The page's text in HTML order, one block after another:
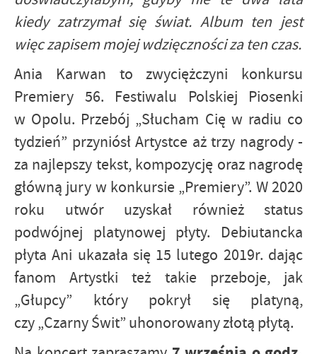
kiedy zatrzymał się świat. Album ten jest
więc zapisem mojej wdzięczności za ten czas.
Ania Karwan to zwyciężczyni konkursu
Premiery 56. Festiwalu Polskiej Piosenki
w Opolu. Przebój „Słucham Cię w radiu co
tydzień” przyniósł Artystce aż trzy nagrody -
za najlepszy tekst, kompozycję oraz nagrodę
główną jury w konkursie „Premiery”. W 2020
roku utwór uzyskał również status
podwójnej platynowej płyty. Debiutancka
płyta Ani ukazała się 15 lutego 2019r. dając
fanom Artystki też takie przeboje, jak
„Głupcy” który pokrył się platyną,
czy „Czarny Świt” uhonorowany złotą płytą.